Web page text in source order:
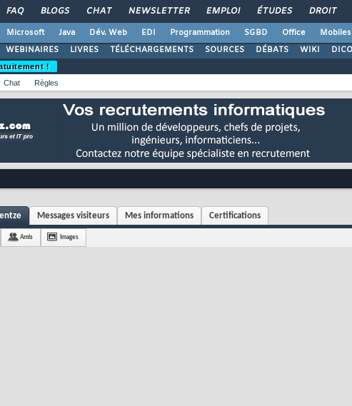
FAQ BLOGS CHAT NEWSLETTER EMPLOI ÉTUDES DROIT
Microsoft Java Dév. Web EDI Programmation SGBD Office Mobiles
WEBINAIRES LIVRES TÉLÉCHARGEMENTS SOURCES DÉBATS WIKI DICO
!
Chat Règles
Messages visiteurs Mes informations Certifications
Amis Images